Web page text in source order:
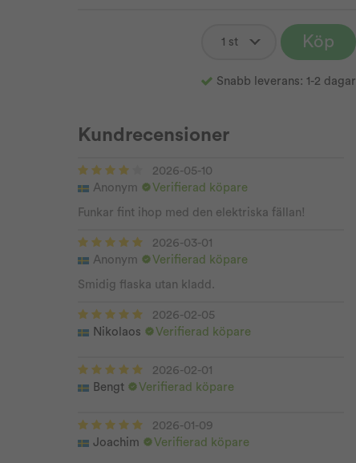
Köp
Snabb leverans: 1-2 dagar
Kundrecensioner
2026-05-10
Anonym
Verifierad köpare
Funkar fint ihop med den elektriska fällan!
2026-03-01
Anonym
Verifierad köpare
Smidig flaska utan kladd.
2026-02-05
Nikolaos
Verifierad köpare
2026-02-01
Bengt
Verifierad köpare
2026-01-09
Joachim
Verifierad köpare